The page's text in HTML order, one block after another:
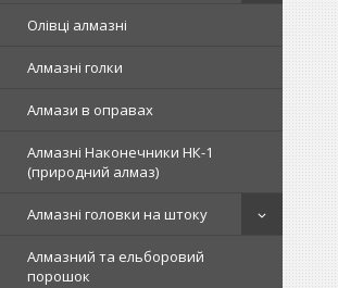
Олівці алмазні
Алмазні голки
Алмази в оправах
Алмазні Наконечники НК-1
(природний алмаз)
Алмазні головки на штоку
Алмазний та ельборовий
порошок